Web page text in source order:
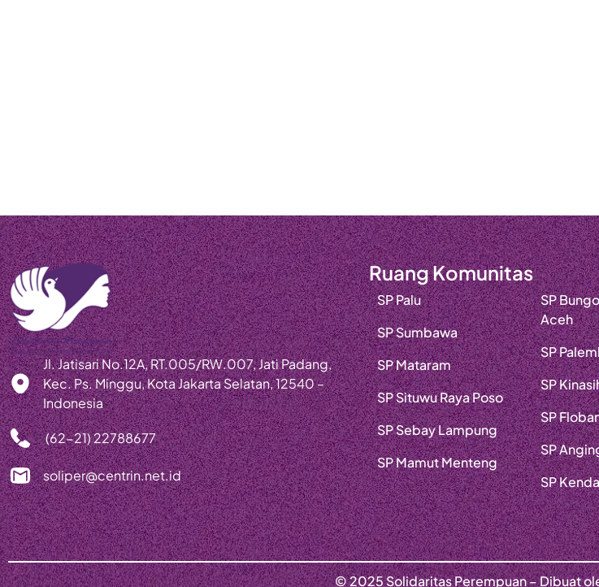
Jl. Jatisari No.12A, RT.005/RW.007, Jati Padang,
Kec. Ps. Minggu, Kota Jakarta Selatan, 12540 –
Indonesia
(62-21) 22788677
soliper@centrin.net.id
Ruang Komunitas
SP Palu
SP Sumbawa
SP Mataram
SP Situwu Raya Poso
SP Sebay Lampung
SP Mamut Menteng
SP
Aceh
SP
SP
SP
SP
SP
© 2025 Solidaritas Perempuan – Dibuat